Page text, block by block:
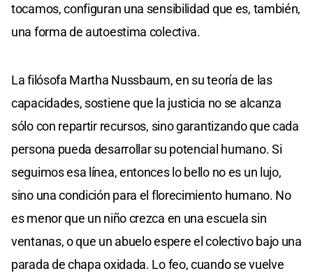
tocamos, configuran una sensibilidad que es, también,
una forma de autoestima colectiva.
La filósofa Martha Nussbaum, en su teoría de las
capacidades, sostiene que la justicia no se alcanza
sólo con repartir recursos, sino garantizando que cada
persona pueda desarrollar su potencial humano. Si
seguimos esa línea, entonces lo bello no es un lujo,
sino una condición para el florecimiento humano. No
es menor que un niño crezca en una escuela sin
ventanas, o que un abuelo espere el colectivo bajo una
parada de chapa oxidada. Lo feo, cuando se vuelve